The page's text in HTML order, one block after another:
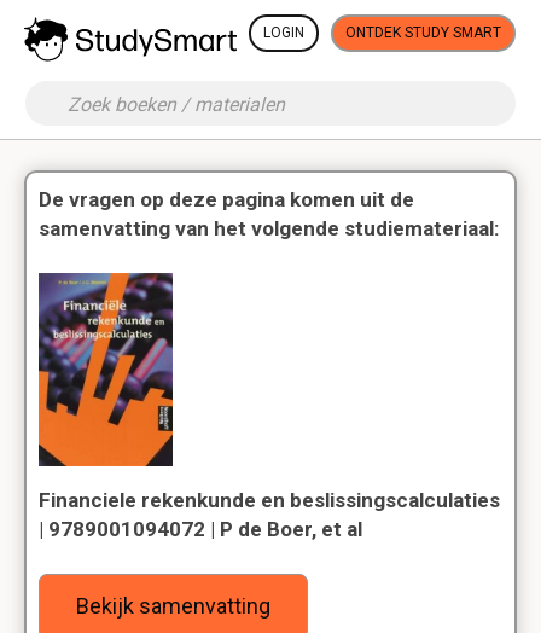
LOGIN ONTDEK STUDY SMART
De vragen op deze pagina komen uit de
samenvatting van het volgende studiemateriaal:
Financiele rekenkunde en beslissingscalculaties
| 9789001094072 | P de Boer, et al
Bekijk samenvatting